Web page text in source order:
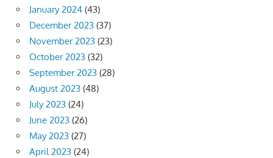
January 2024 (43)
December 2023 (37)
November 2023 (23)
October 2023 (32)
September 2023 (28)
August 2023 (48)
July 2023 (24)
June 2023 (26)
May 2023 (27)
April 2023 (24)